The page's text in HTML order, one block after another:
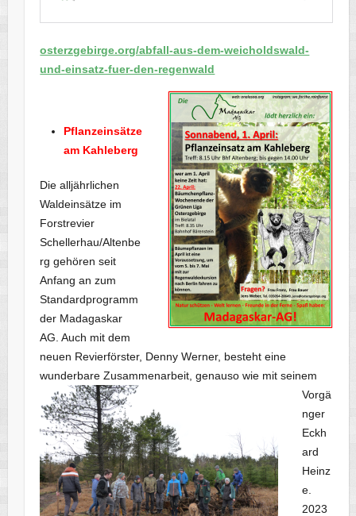
osterzgebirge.org/abfall-aus-dem-weicholdswald-
und-einsatz-fuer-den-regenwald
Pflanzeinsätze
am Kahleberg
Die alljährlichen
Waldeinsätze im
Forstrevier
Schellerhau/Altenbe
rg gehören seit
Anfang an zum
Standardprogramm
der Madagaskar
AG. Auch mit dem
neuen Revierförster, Denny Werner, besteht eine
wunderbare Zusammenarbeit, genauso wie mit seinem
Vorgä
nger
Eckh
ard
Heinz
e.
2023